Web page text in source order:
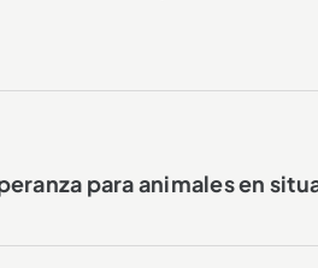
para animales en